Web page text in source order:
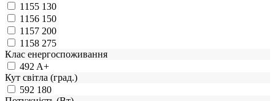
1155 130
1156 150
1157 200
1158 275
Клас енергоспоживання
492 A+
Кут світла (град.)
592 180